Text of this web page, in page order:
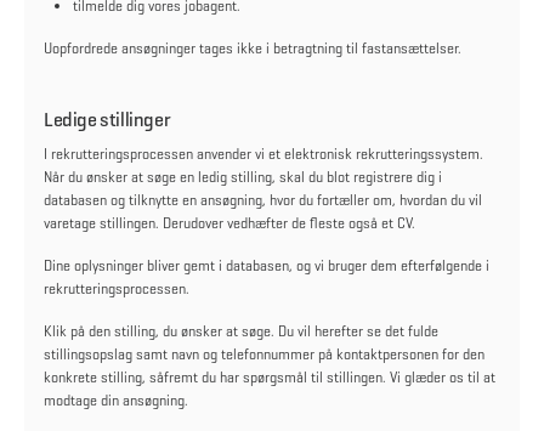
tilmelde dig vores jobagent.
Uopfordrede ansøgninger tages ikke i betragtning til fastansættelser.
Ledige stillinger
I rekrutteringsprocessen anvender vi et elektronisk rekrutteringssystem.
Når du ønsker at søge en ledig stilling, skal du blot registrere dig i
databasen og tilknytte en ansøgning, hvor du fortæller om, hvordan du vil
varetage stillingen. Derudover vedhæfter de fleste også et CV.
Dine oplysninger bliver gemt i databasen, og vi bruger dem efterfølgende i
rekrutteringsprocessen.
Klik på den stilling, du ønsker at søge. Du vil herefter se det fulde
stillingsopslag samt navn og telefonnummer på kontaktpersonen for den
konkrete stilling, såfremt du har spørgsmål til stillingen. Vi glæder os til at
modtage din ansøgning.